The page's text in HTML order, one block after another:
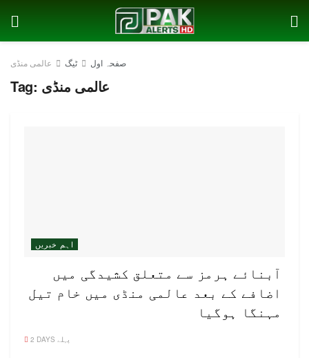
صفحہ اول ٹیگ عالمی منڈی
Tag: عالمی منڈی
اہم خبریں
آبنائے ہرمز سے متعلق کشیدگی میں
اضافے کے بعد عالمی منڈی میں خام تیل
مہنگا ہوگیا
2 DAYS پہلے